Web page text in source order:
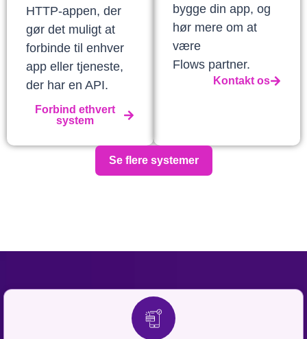
HTTP-appen, der
gør det muligt at
forbinde til enhver
app eller tjeneste,
der har en API.
Forbind ethvert
system
bygge din app, og
hør mere om at
være
Flows partner.
Kontakt os
Se flere systemer